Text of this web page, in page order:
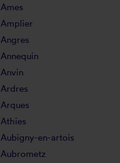
Ames
Amplier
Angres
Annequin
Anvin
Ardres
Arques
Athies
Aubigny-en-artois
Aubrometz